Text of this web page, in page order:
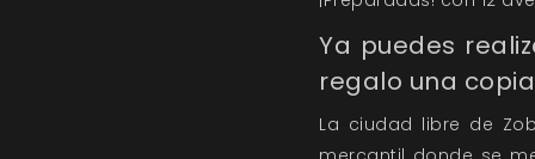
Ya puedes
regalo una
La ciudad libre de